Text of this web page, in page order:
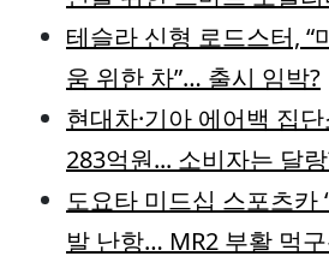
테슬라 신형 로드스터, “
움 위한 차”… 출시 임박?
현대차·기아 에어백 집
283억원... 소비자는 달
도요타 미드십 스포츠카
발 난항… MR2 부활 먹